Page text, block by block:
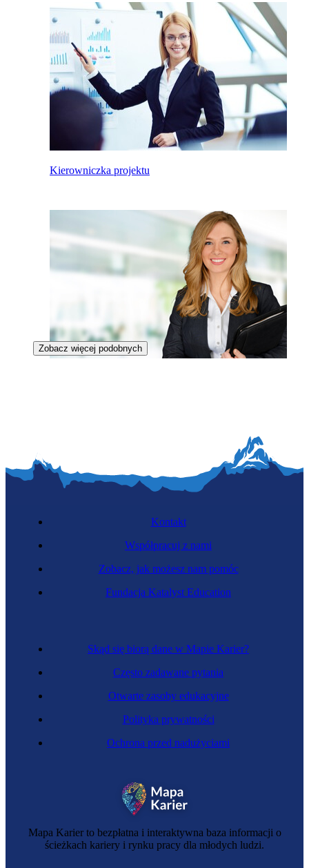
Kierowniczka projektu
Inspektorka QHSE
Specjalistka wyceny własności intelektualnej
Zobacz więcej podobnych
Mapa Karier to bezpłatna i interaktywna baza informacji o
ścieżkach kariery i rynku pracy dla młodych ludzi.
Skąd się biorą dane w Mapie Karier?
Często zadawane pytania
Otwarte zasoby edukacyjne
Polityka prywatności
Ochrona przed nadużyciami
Kontakt
Współpracuj z nami
Zobacz, jak możesz nam pomóc
Fundacja Katalyst Education